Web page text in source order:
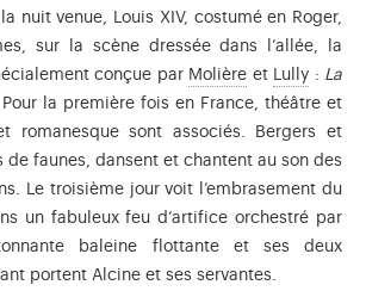
nuit venue, Louis XIV, costumé en Roger,
sur la scène dressée dans l’allée, la
conçue par MolièreJean-Baptiste
et LullyJean-
: La
la première fois en France, théâtre et
romanesque sont associés. Bergers et
de faunes, dansent et chantent au son des
Le troisième jour voit l’embrasement du
un fabuleux feu d’artifice orchestré par
baleine flottante et ses deux
portent Alcine et ses servantes.